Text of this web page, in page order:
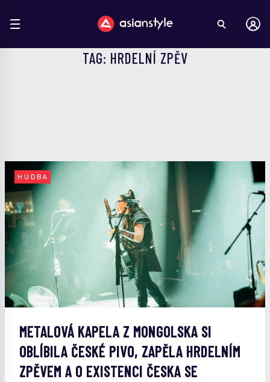
TAG: HRDELNÍ ZPĚV
HUDBA
METALOVÁ KAPELA Z MONGOLSKA SI
OBLÍBILA ČESKÉ PIVO, ZAPĚLA HRDELNÍM
ZPĚVEM A O EXISTENCI ČESKA SE